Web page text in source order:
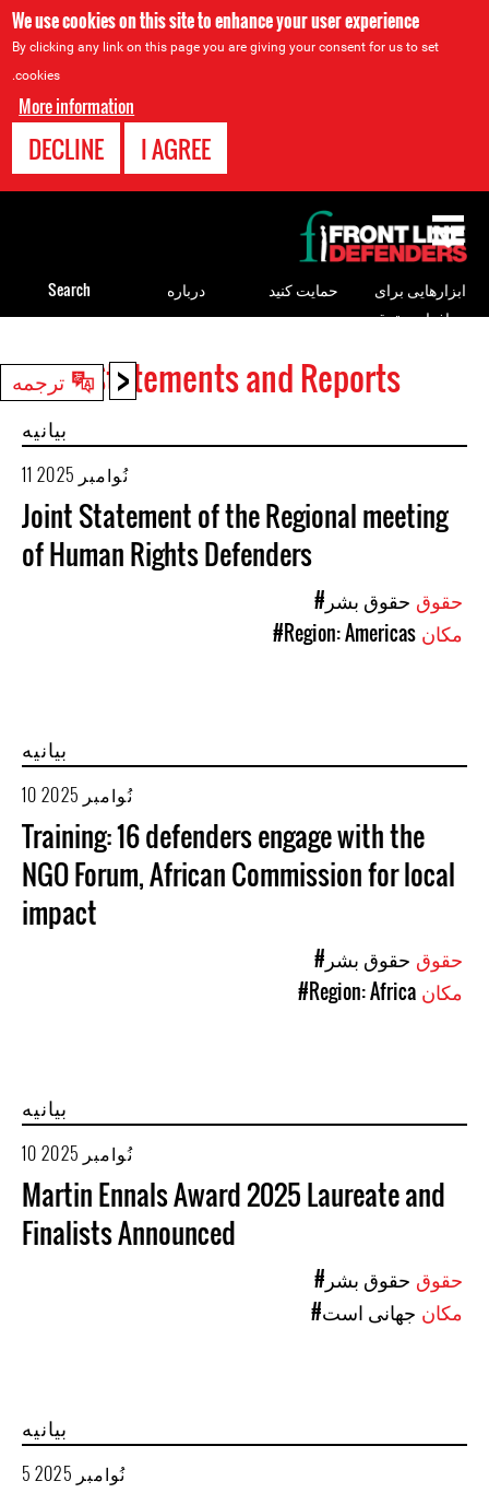
We use cookies on this site to enhance your user experience
By clicking any link on this page you are giving your consent for us to set
cookies.
More information
I AGREE
DECLINE
< ترجمه Statements and Reports
بیانیه
11 نُوامبر 2025
Joint Statement of the Regional meeting
of Human Rights Defenders
#حقوق بشر
#Region: Americas
بیانیه
10 نُوامبر 2025
Training: 16 defenders engage with the
NGO Forum, African Commission for local
impact
#حقوق بشر
#Region: Africa
بیانیه
10 نُوامبر 2025
Martin Ennals Award 2025 Laureate and
Finalists Announced
#حقوق بشر
#جهانی است
بیانیه
5 نُوامبر 2025
to
top
ابزارهایی برای
مدافعان حقوق
حمایت کنید درباره Search